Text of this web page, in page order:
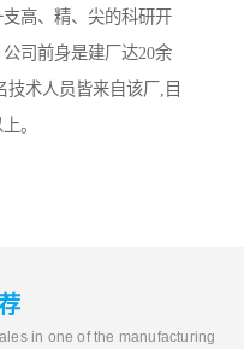
高、精、尖的科研开
司前身是建厂达20余
术人员皆来自该厂,目
。
in one of the manufacturing